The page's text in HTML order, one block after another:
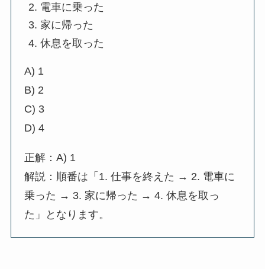
電車に乗った
家に帰った
休息を取った
A) 1
B) 2
C) 3
D) 4
正解：A) 1
解説：順番は「1. 仕事を終えた → 2. 電車に
乗った → 3. 家に帰った → 4. 休息を取っ
た」となります。